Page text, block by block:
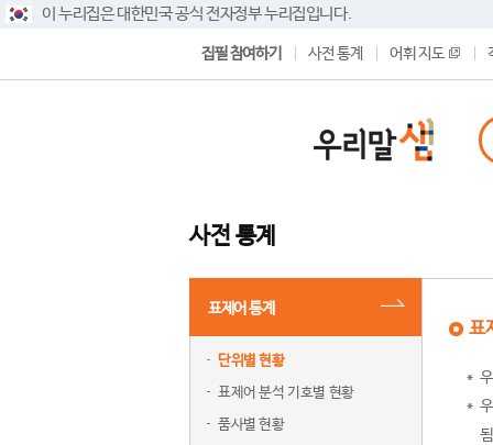
이 누리집은 대한민국 공식 전자정부 누리집입니다.
집필 참여하기 사전 통계 어휘 지도
사전 통계
표제어 통계
단위별 현황
표제어 분석 기호별 현황
품사별 현황
표